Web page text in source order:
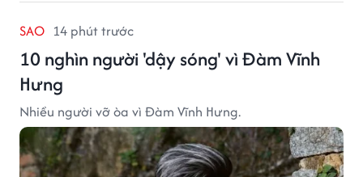
SAO 14 phút trước
10 nghìn người 'dậy sóng' vì Đàm Vĩnh
Hưng
Nhiều người vỡ òa vì Đàm Vĩnh Hưng.